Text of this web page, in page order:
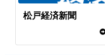
松戸経済新聞